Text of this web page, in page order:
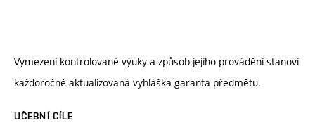
Vymezení kontrolované výuky a způsob jejího provádění stanoví
každoročně aktualizovaná vyhláška garanta předmětu.
UČEBNÍ CÍLE